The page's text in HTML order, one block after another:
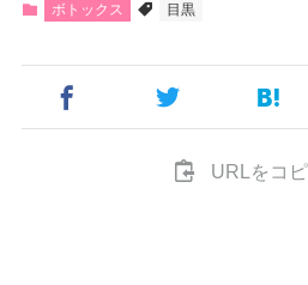
ボトックス 目黒
URLをコ